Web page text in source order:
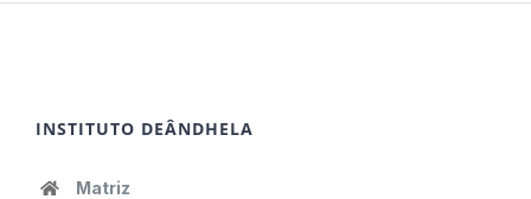
INSTITUTO DEÂNDHELA
Matriz